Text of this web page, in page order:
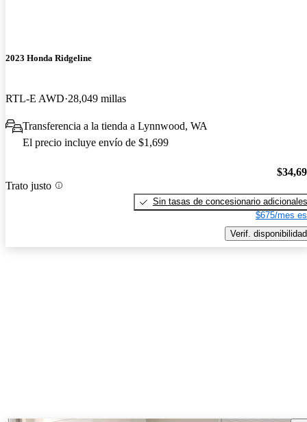
2023 Honda Ridgeline
RTL-E AWD 28,049 millas
Transferencia a la tienda a Lynnwood, WA
El precio incluye envío de $1,699
Trato justo
Sin tasas de concesionario adicionales
$675/mes
Verif. disponibilidad